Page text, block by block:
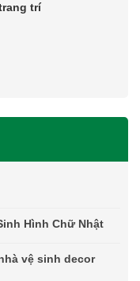
trí
Hình Chữ Nhật
vệ sinh decor